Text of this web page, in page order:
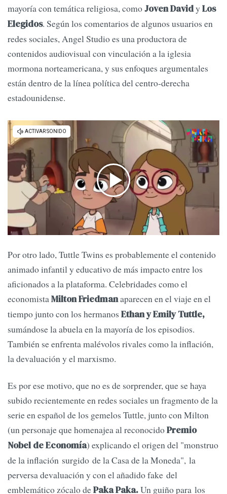
mayoría con temática religiosa, comoJoven Davidy Los
Elegidos. Según los comentarios de algunos usuarios en
redes sociales, Angel Studio es una productora de
contenidos audiovisual con vinculación a la iglesia
mormona norteamericana, y sus enfoques argumentales
están dentro de la línea política del centro-derecha
estadounidense.
Por otro lado, Tuttle Twins es probablemente el contenido
animado infantil y educativo de más impacto entre los
aficionados a la plataforma. Celebridades como el
economista Milton Friedmanaparecen en el viaje en el
tiempo junto con los hermanos Ethan y Emily Tuttle,
sumándose la abuela en la mayoría de los episodios.
También se enfrenta malévolos rivales como la inflación,
la devaluación y el marxismo.
Es por ese motivo, que no es de sorprender, que se haya
subido recientemente en redes sociales un fragmento de la
serie en español de los gemelos Tuttle, junto con Milton
(un personaje que homenajea al reconocidoPremio
Nobel de Economía) explicando el origen del "monstruo
de la inflación surgido de la Casa de la Moneda", la
perversa devaluación y con el añadido fake del
emblemático zócalo dePaka Paka.Un guiñopara los